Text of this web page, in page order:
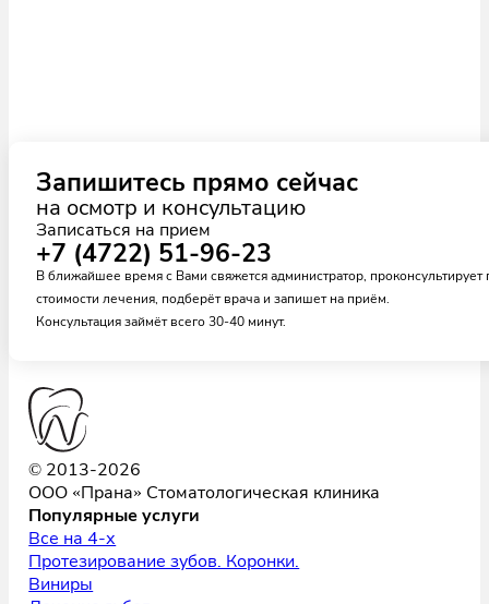
Запишитесь прямо сейчас
на осмотр и консультацию
Записаться на прием
+7 (4722) 51-96-23
В ближайшее время с Вами свяжется администратор, проконсультирует
стоимости лечения, подберёт врача и запишет на приём.
Консультация займёт всего 30-40 минут.
© 2013-2026
ООО «Прана» Стоматологическая клиника
Популярные услуги
Все на 4-х
Протезирование зубов. Коронки.
Виниры